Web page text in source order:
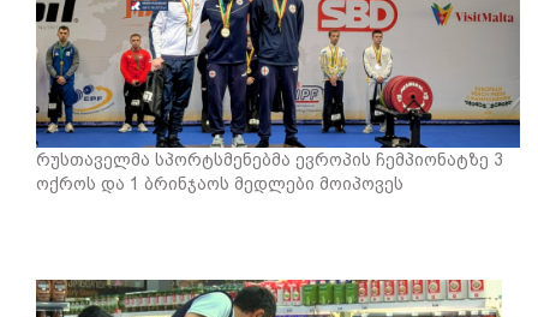
რუსთაველმა სპორტსმენებმა ევროპის ჩემპიონატზე 3
ოქროს და 1 ბრინჯაოს მედლები მოიპოვეს